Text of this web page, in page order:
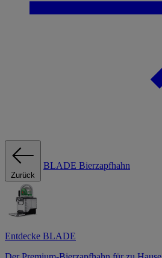
Zurück
BLADE Bierzapfhahn
Entdecke BLADE